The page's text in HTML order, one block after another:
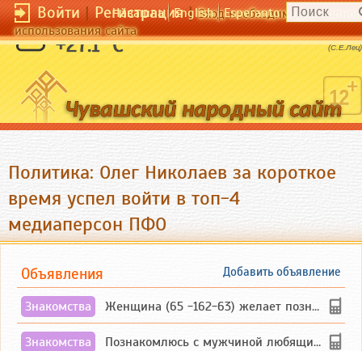
Войти|Регистрация|Вход необходим для
использования сайта
Чӑвашла English Esperanto
+27.1 °C Первое условие бессмертия - смерть.
(С.Е.Лец)
Политика: Олег Николаев за короткое
время успел войти в топ-4
медиаперсон ПФО
Добавить объявление
Объявления
Знакомства Женщина (65 -162-63) желает познакомиться с одиноким, добродушным, без вредных ...
Знакомства Познакомлюсь с мужчиной любящим танцевать и петь на родном чувашском языке